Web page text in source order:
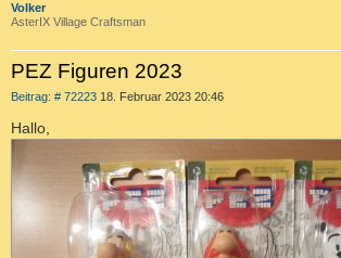
Volker
AsterIX Village Craftsman
PEZ Figuren 2023
Beitrag: # 72223B
t
a
g
18. Februar 2023 20:46
Hallo,